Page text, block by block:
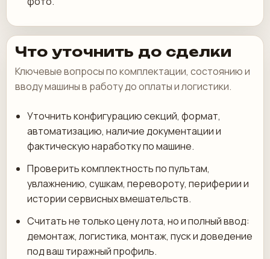
Что уточнить до сделки
Ключевые вопросы по комплектации, состоянию и
вводу машины в работу до оплаты и логистики.
Уточнить конфигурацию секций, формат,
автоматизацию, наличие документации и
фактическую наработку по машине.
Проверить комплектность по пультам,
увлажнению, сушкам, перевороту, периферии и
истории сервисных вмешательств.
Считать не только цену лота, но и полный ввод:
демонтаж, логистика, монтаж, пуск и доведение
под ваш тиражный профиль.